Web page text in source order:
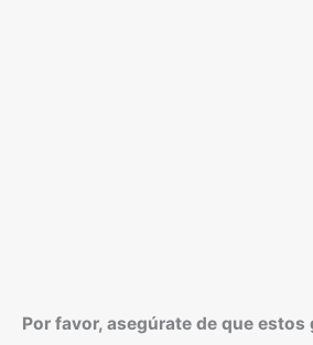
Por favor, asegúrate de que estos